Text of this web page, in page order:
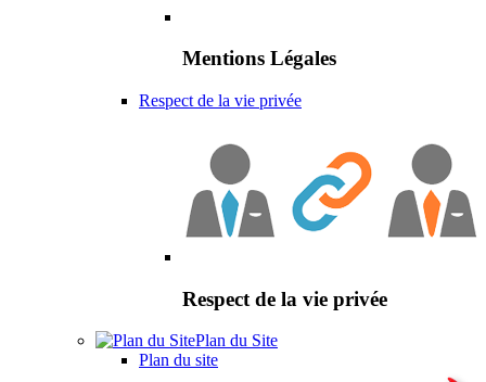
Mentions Légales
Respect de la vie privée
Respect de la vie privée
Plan du Site
Plan du site